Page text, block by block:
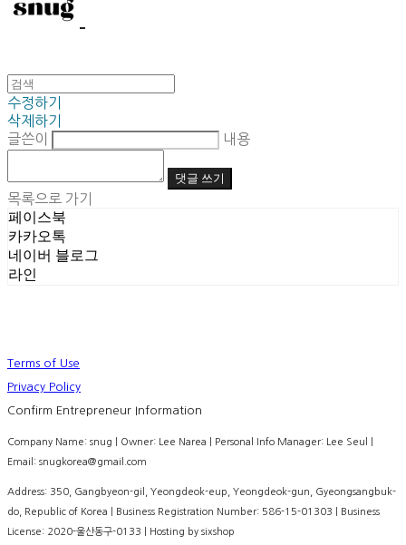
수정하기
삭제하기
글쓴이
내용
댓글 쓰기
목록으로 가기
페이스북
카카오톡
네이버 블로그
라인
Terms of Use
Privacy Policy
Confirm Entrepreneur Information
Company Name: snug | Owner: Lee Narea | Personal Info Manager: Lee Seul |
Email: snugkorea@gmail.com
Address: 350, Gangbyeon-gil, Yeongdeok-eup, Yeongdeok-gun, Gyeongsangbuk-
do, Republic of Korea | Business Registration Number: 586-15-01303 | Business
License: 2020-울산동구-0133 | Hosting by sixshop